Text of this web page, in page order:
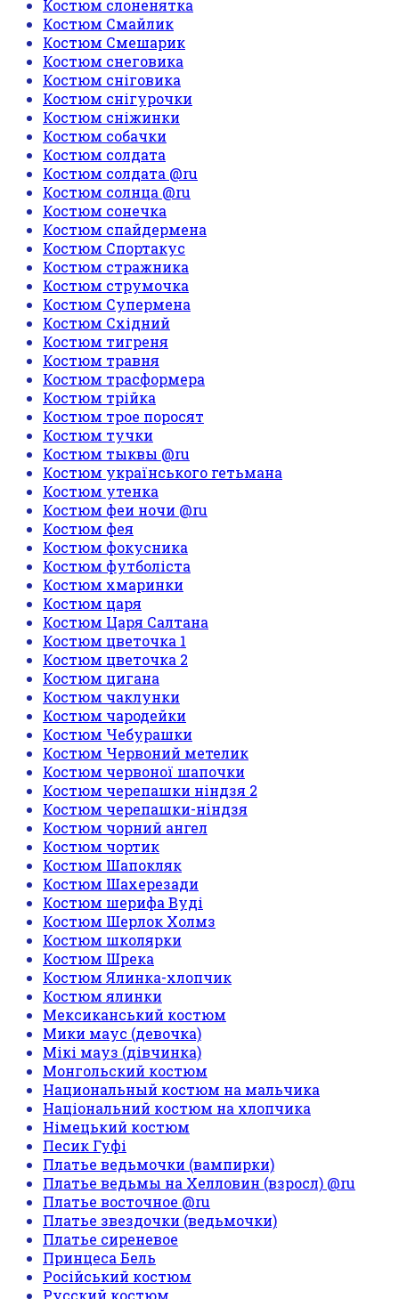
Костюм слоненятка
Костюм Смайлик
Костюм Смешарик
Костюм снеговика
Костюм сніговика
Костюм снігурочки
Костюм сніжинки
Костюм собачки
Костюм солдата
Костюм солдата @ru
Костюм солнца @ru
Костюм сонечка
Костюм спайдермена
Костюм Спортакус
Костюм стражника
Костюм струмочка
Костюм Супермена
Костюм Східний
Костюм тигреня
Костюм травня
Костюм трасформера
Костюм трійка
Костюм трое поросят
Костюм тучки
Костюм тыквы @ru
Костюм українського гетьмана
Костюм утенка
Костюм феи ночи @ru
Костюм фея
Костюм фокусника
Костюм футболіста
Костюм хмаринки
Костюм царя
Костюм Царя Салтана
Костюм цветочка 1
Костюм цветочка 2
Костюм цигана
Костюм чаклунки
Костюм чародейки
Костюм Чебурашки
Костюм Червоний метелик
Костюм червоної шапочки
Костюм черепашки ніндзя 2
Костюм черепашки-ніндзя
Костюм чорний ангел
Костюм чортик
Костюм Шапокляк
Костюм Шахерезади
Костюм шерифа Вуді
Костюм Шерлок Холмз
Костюм школярки
Костюм Шрека
Костюм Ялинка-хлопчик
Костюм ялинки
Мексиканський костюм
Мики маус (девочка)
Мікі мауз (дівчинка)
Монгольский костюм
Национальный костюм на мальчика
Національний костюм на хлопчика
Німецький костюм
Песик Гуфі
Платье ведьмочки (вампирки)
Платье ведьмы на Хелловин (взросл) @ru
Платье восточное @ru
Платье звездочки (ведьмочки)
Платье сиреневое
Принцеса Бель
Російський костюм